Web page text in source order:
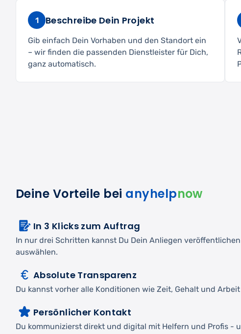
1 Beschreibe Dein Projekt
Gib einfach Dein Vorhaben und den Standort ein
– wir finden die passenden Dienstleister für Dich,
ganz automatisch.
Deine Vorteile bei anyhelpnow
In 3 Klicks zum Auftrag
In nur drei Schritten kannst Du Dein Anliegen
auswählen.
Absolute Transparenz
Du kannst vorher alle Konditionen wie Zeit, Gehalt und
Persönlicher Kontakt
Du kommunizierst direkt und digital mit Helfern und Profis -